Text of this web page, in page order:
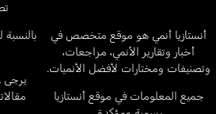
أنستازيا أنمي هو موقع متخصص في
أخبار وتقارير الأنمي، مراجعات،
وتصنيفات ومختارات لأفضل الأنميات.
جميع المعلومات في موقع أنستازيا
يرجى